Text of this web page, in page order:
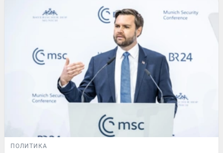
ПОЛИТИКА